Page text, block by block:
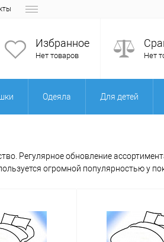
Избранное
Нет товаров Нет
Одеяла Для детей
Регулярное обновление
огромной популярностью у